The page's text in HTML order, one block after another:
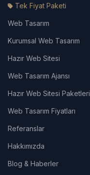
Tek Fiyat Paketi
Web Tasarım
Kurumsal Web Tasarım
Hazır Web Sitesi
Web Tasarım Ajansı
Hazır Web Sitesi Paketleri
Web Tasarım Fiyatları
Referanslar
Hakkımızda
Blog & Haberler